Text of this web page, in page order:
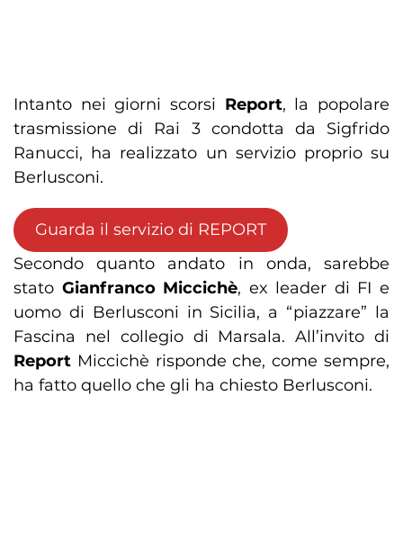
Intanto nei giorni scorsi Report, la popolare
trasmissione di Rai 3 condotta da Sigfrido
Ranucci, ha realizzato un servizio proprio su
Berlusconi.
Guarda il servizio di REPORT
Secondo quanto andato in onda, sarebbe
stato Gianfranco Miccichè, ex leader di FI e
uomo di Berlusconi in Sicilia, a “piazzare” la
Fascina nel collegio di Marsala. All’invito di
Report Miccichè risponde che, come sempre,
ha fatto quello che gli ha chiesto Berlusconi.